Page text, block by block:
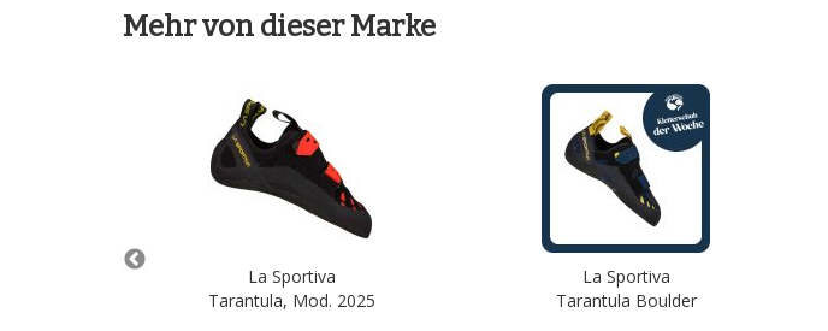
Mehr von dieser Marke
La Sportiva
Tarantula, Mod. 2025
La Sportiva
Tarantula Boulder